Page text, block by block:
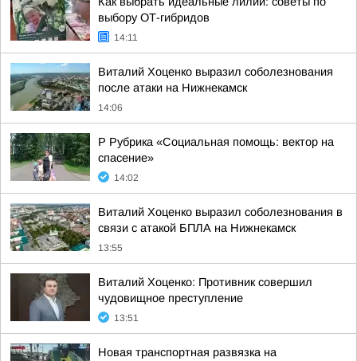
выбору ОТ-гибридов
14:11
Виталий Хоценко выразил соболезнования
после атаки на Нижнекамск
14:06
Р Рубрика «Социальная помощь: вектор на
спасение»
14:02
Виталий Хоценко выразил соболезнования в
связи с атакой БПЛА на Нижнекамск
13:55
Виталий Хоценко: Противник совершил
чудовищное преступление
13:51
Новая транспортная развязка на